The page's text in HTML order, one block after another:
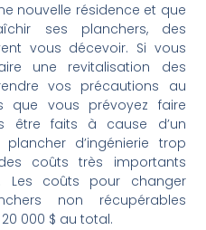
nouvelle résidence et que
ses planchers, des
vous décevoir. Si vous
une revitalisation des
vos précautions au
que vous prévoyez faire
être faits à cause d’un
d’ingénierie trop
coûts très importants
Les coûts pour changer
non récupérables
000 $ au total.